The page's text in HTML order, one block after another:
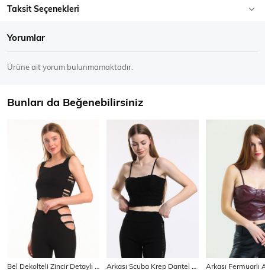
Taksit Seçenekleri
Yorumlar
Ürüne ait yorum bulunmamaktadır.
Bunları da Beğenebilirsiniz